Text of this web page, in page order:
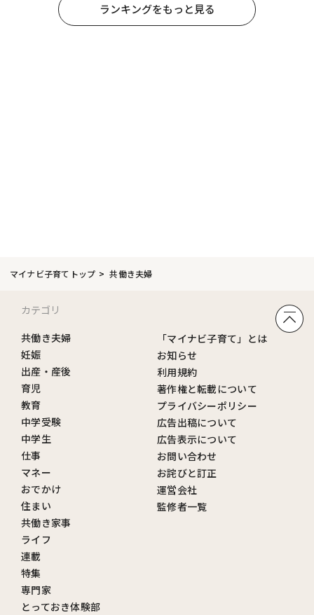
ランキングをもっと見る
マイナビ子育てトップ 共働き夫婦
カテゴリ
共働き夫婦
妊娠
出産・産後
育児
教育
中学受験
中学生
仕事
マネー
おでかけ
住まい
共働き家事
ライフ
連載
特集
専門家
とっておき体験部
「マイナビ子育て」とは
お知らせ
利用規約
著作権と転載について
プライバシーポリシー
広告出稿について
広告表示について
お問い合わせ
お詫びと訂正
運営会社
監修者一覧